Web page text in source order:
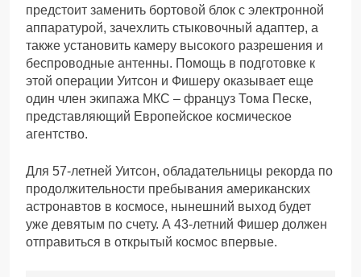
предстоит заменить бортовой блок с электронной
аппаратурой, зачехлить стыковочный адаптер, а
также установить камеру высокого разрешения и
беспроводные антенны. Помощь в подготовке к
этой операции Уитсон и Фишеру оказывает еще
один член экипажа МКС – француз Тома Песке,
представляющий Европейское космическое
агентство.
Для 57-летней Уитсон, обладательницы рекорда по
продолжительности пребывания американских
астронавтов в космосе, нынешний выход будет
уже девятым по счету. А 43-летний Фишер должен
отправиться в открытый космос впервые.